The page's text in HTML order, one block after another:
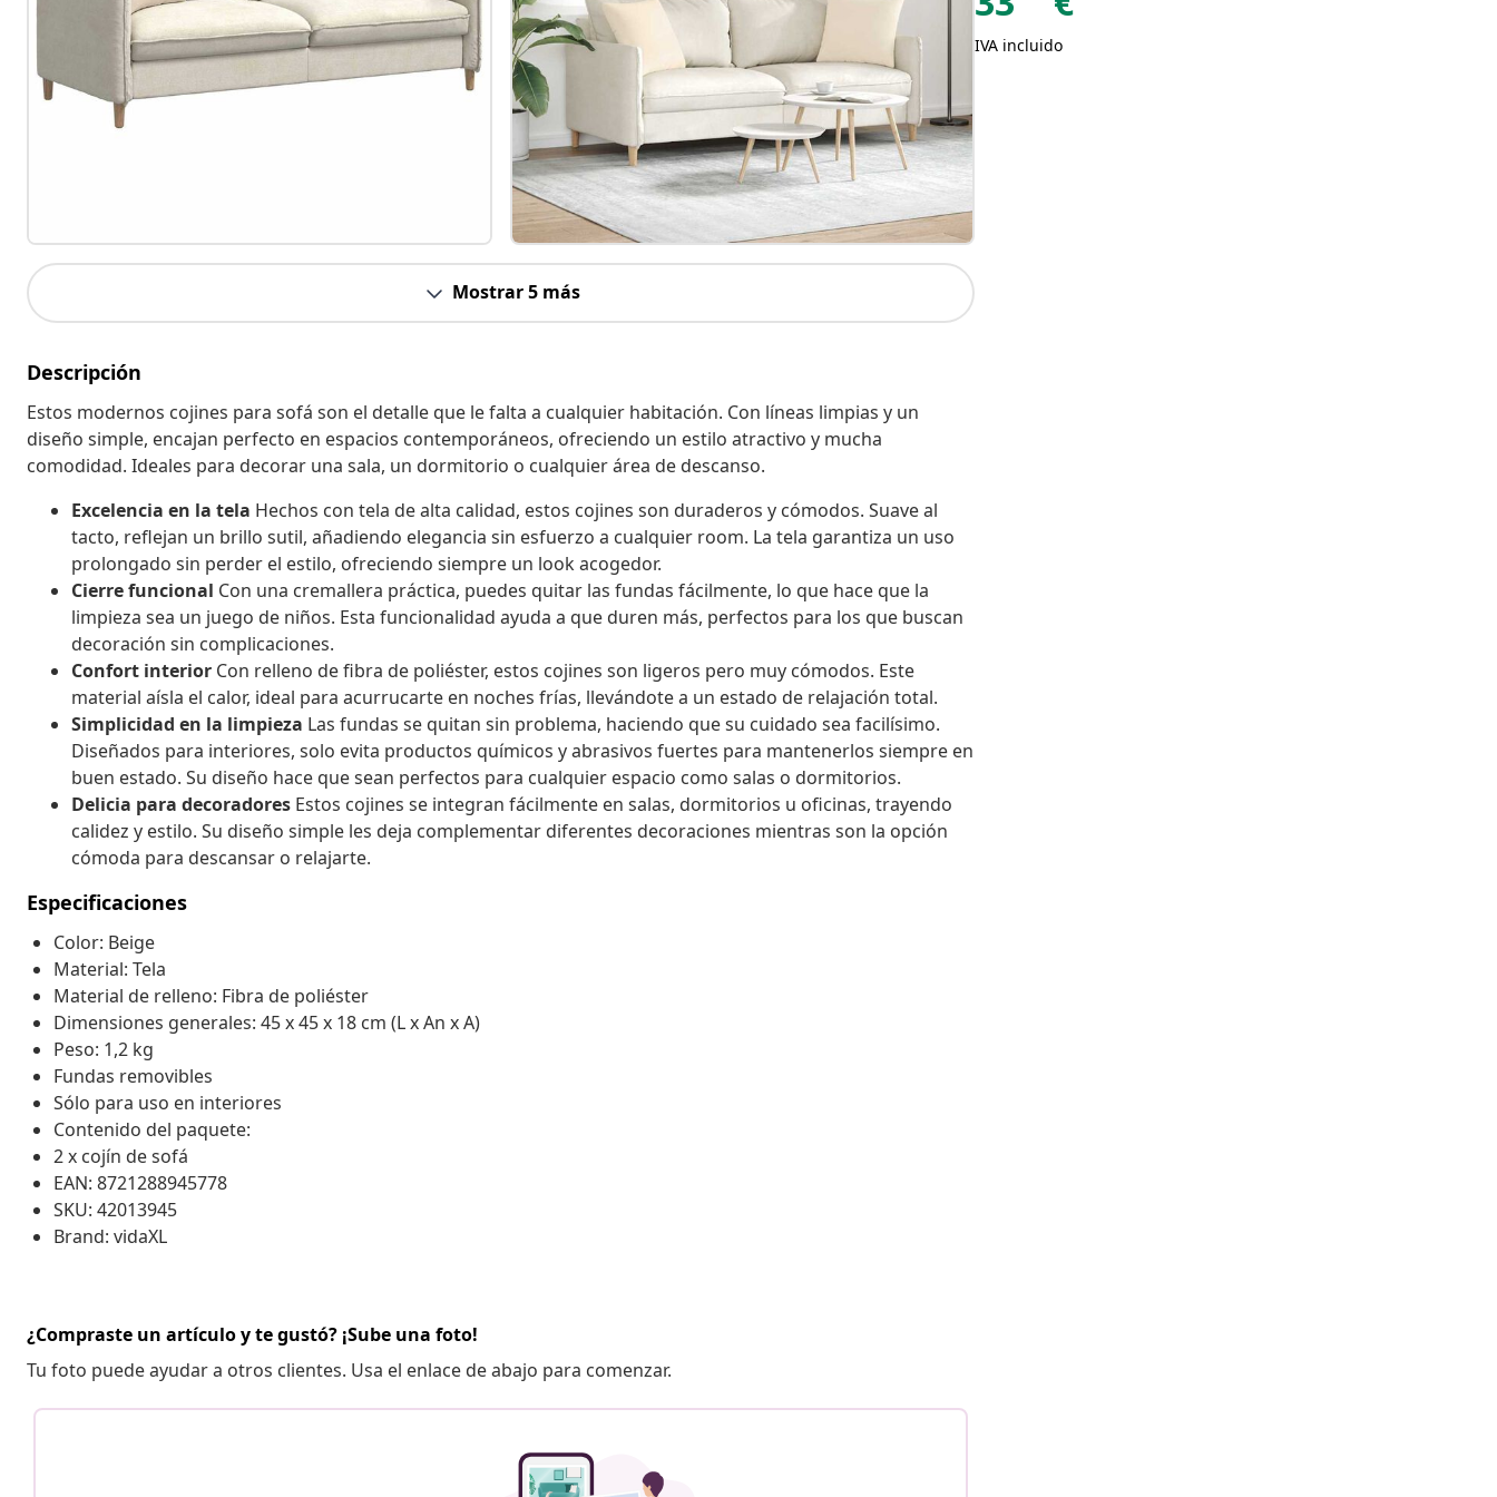
Mostrar 5 más
Descripción
Estos modernos cojines para sofá son el detalle que le falta a cualquier habitación. Con líneas limpias y un
diseño simple, encajan perfecto en espacios contemporáneos, ofreciendo un estilo atractivo y mucha
comodidad. Ideales para decorar una sala, un dormitorio o cualquier área de descanso.
Excelencia en la tela Hechos con tela de alta calidad, estos cojines son duraderos y cómodos. Suave al
tacto, reflejan un brillo sutil, añadiendo elegancia sin esfuerzo a cualquier room. La tela garantiza un uso
prolongado sin perder el estilo, ofreciendo siempre un look acogedor.
Cierre funcional Con una cremallera práctica, puedes quitar las fundas fácilmente, lo que hace que la
limpieza sea un juego de niños. Esta funcionalidad ayuda a que duren más, perfectos para los que buscan
decoración sin complicaciones.
Confort interior Con relleno de fibra de poliéster, estos cojines son ligeros pero muy cómodos. Este
material aísla el calor, ideal para acurrucarte en noches frías, llevándote a un estado de relajación total.
Simplicidad en la limpieza Las fundas se quitan sin problema, haciendo que su cuidado sea facilísimo.
Diseñados para interiores, solo evita productos químicos y abrasivos fuertes para mantenerlos siempre en
buen estado. Su diseño hace que sean perfectos para cualquier espacio como salas o dormitorios.
Delicia para decoradores Estos cojines se integran fácilmente en salas, dormitorios u oficinas, trayendo
calidez y estilo. Su diseño simple les deja complementar diferentes decoraciones mientras son la opción
cómoda para descansar o relajarte.
Especificaciones
Color: Beige
Material: Tela
Material de relleno: Fibra de poliéster
Dimensiones generales: 45 x 45 x 18 cm (L x An x A)
Peso: 1,2 kg
Fundas removibles
Sólo para uso en interiores
Contenido del paquete:
2 x cojín de sofá
EAN: 8721288945778
SKU: 42013945
Brand: vidaXL
¿Compraste un artículo y te gustó? ¡Sube una foto!
Tu foto puede ayudar a otros clientes. Usa el enlace de abajo para comenzar.
IVA incluido